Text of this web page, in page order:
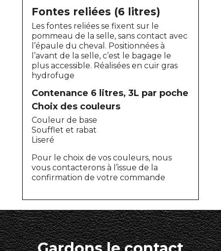
Fontes reliées (6 litres)
Les fontes reliées se fixent sur le
pommeau de la selle, sans contact avec
l’épaule du cheval. Positionnées à
l’avant de la selle, c’est le bagage le
plus accessible. Réalisées en cuir gras
hydrofuge
Contenance 6 litres, 3L par poche
Choix des couleurs
Couleur de base
Soufflet et rabat
Liseré
Pour le choix de vos couleurs, nous
vous contacterons à l’issue de la
confirmation de votre commande